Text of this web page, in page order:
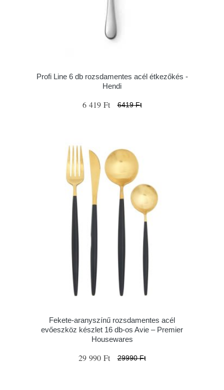
Profi Line 6 db rozsdamentes acél étkezőkés -
Hendi
6 419 Ft 6419 Ft
Fekete-aranyszínű rozsdamentes acél
evőeszköz készlet 16 db-os Avie – Premier
Housewares
29 990 Ft 29990 Ft